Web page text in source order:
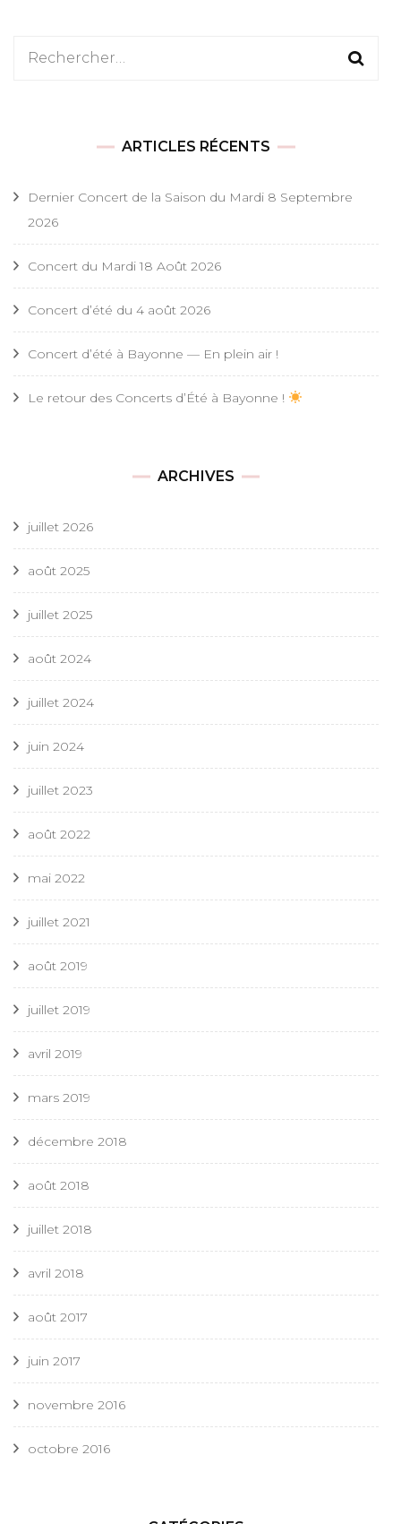
Rechercher :
ARTICLES RÉCENTS
Dernier Concert de la Saison du Mardi 8 Septembre
2026
Concert du Mardi 18 Août 2026
Concert d’été du 4 août 2026
Concert d’été à Bayonne — En plein air !
Le retour des Concerts d’Été à Bayonne !
ARCHIVES
juillet 2026
août 2025
juillet 2025
août 2024
juillet 2024
juin 2024
juillet 2023
août 2022
mai 2022
juillet 2021
août 2019
juillet 2019
avril 2019
mars 2019
décembre 2018
août 2018
juillet 2018
avril 2018
août 2017
juin 2017
novembre 2016
octobre 2016